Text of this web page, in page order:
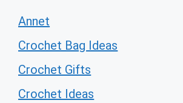
Annet
Crochet Bag Ideas
Crochet Gifts
Crochet Ideas